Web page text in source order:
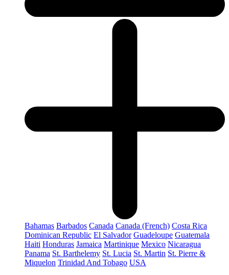
Bahamas Barbados Canada Canada (French) Costa Rica
Dominican Republic El Salvador Guadeloupe Guatemala
Haiti Honduras Jamaica Martinique Mexico Nicaragua
Panama St. Barthelemy St. Lucia St. Martin St. Pierre &
Miquelon Trinidad And Tobago USA